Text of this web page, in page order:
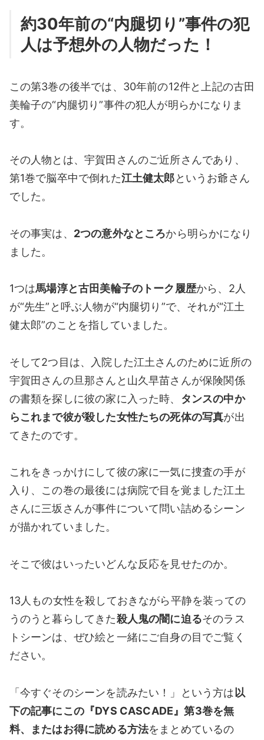
約30年前の“内腿切り”事件の犯
人は予想外の人物だった！
この第3巻の後半では、30年前の12件と上記の古田
美輪子の“内腿切り”事件の犯人が明らかになりま
す。
その人物とは、宇賀田さんのご近所さんであり、
第1巻で脳卒中で倒れた江土健太郎というお爺さん
でした。
その事実は、 2つの意外なところから明らかになり
ました。
1つは馬場淳と古田美輪子のトーク履歴から、2人
が“先生”と呼ぶ人物が“内腿切り”で、それが“江土
健太郎”のことを指していました。
そして2つ目は、入院した江土さんのために近所の
宇賀田さんの旦那さんと山久早苗さんが保険関係
の書類を探しに彼の家に入った時、
タンスの中か
らこれまで彼が殺した女性たちの死体の写真が出
てきたのです。
これをきっかけにして彼の家に一気に捜査の手が
入り、この巻の最後には病院で目を覚ました江土
さんに三坂さんが事件について問い詰めるシーン
が描かれていました。
そこで彼はいったいどんな反応を見せたのか。
13人もの女性を殺しておきながら平静を装っての
うのうと暮らしてきた殺人鬼の闇に迫るそのラス
トシーンは、ぜひ絵と一緒にご自身の目でご覧く
ださい。
「今すぐそのシーンを読みたい！」という方は 以
下の記事にこの『DYS CASCADE』第3巻を無
料、またはお得に読める方法をまとめているの